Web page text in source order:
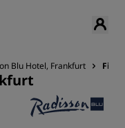
Blu Hotel, Frankfurt